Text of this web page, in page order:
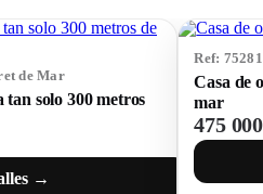
de Mar
tan solo 300 metros
→
Ref:
Casa de
mar
475